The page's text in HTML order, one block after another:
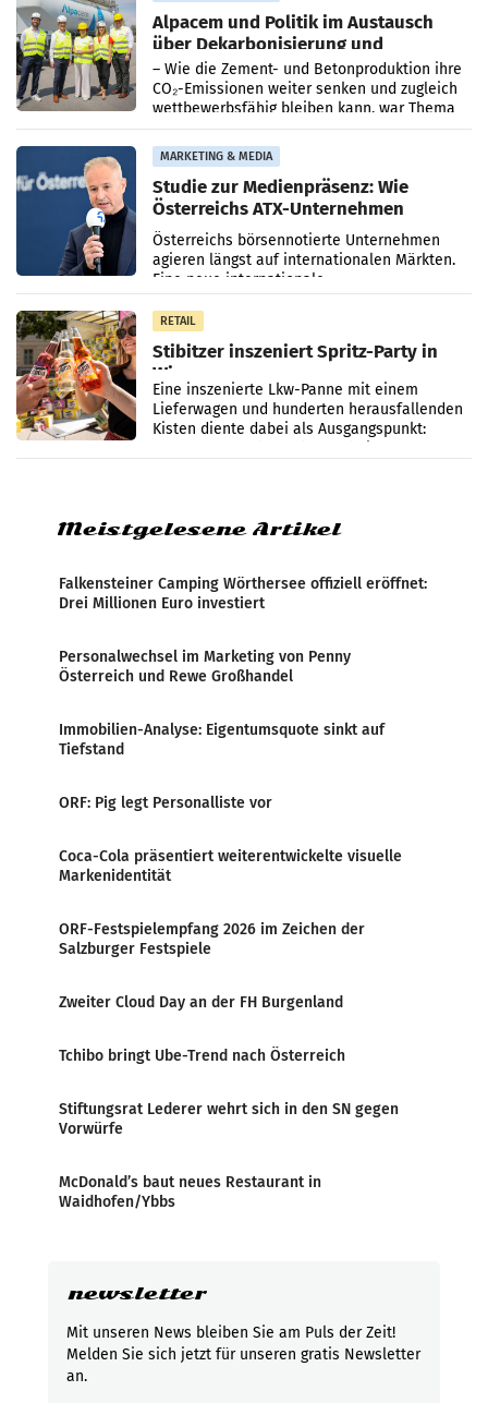
Alpacem und Politik im Austausch
über Dekarbonisierung und
Energiepreise
– Wie die Zement- und Betonproduktion ihre
CO₂-Emissionen weiter senken und zugleich
wettbewerbsfähig bleiben kann, war Thema
eines Treffens zwischen Staatssekretärin
Elisabeth
MARKETING & MEDIA
Studie zur Medienpräsenz: Wie
Österreichs ATX-Unternehmen
international wahrgenommen
werden
Österreichs börsennotierte Unternehmen
agieren längst auf internationalen Märkten.
Eine neue internationale
Medienresonanzanalyse untersucht die
weltweite Berichterstattung über
RETAIL
Stibitzer inszeniert Spritz-Party in
Wien
Eine inszenierte Lkw-Panne mit einem
Lieferwagen und hunderten herausfallenden
Kisten diente dabei als Ausgangspunkt:
Meistgelesene Artikel
Falkensteiner Camping Wörthersee offiziell eröffnet:
Drei Millionen Euro investiert
Personalwechsel im Marketing von Penny
Österreich und Rewe Großhandel
Immobilien-Analyse: Eigentumsquote sinkt auf
Tiefstand
ORF: Pig legt Personalliste vor
Coca-Cola präsentiert weiterentwickelte visuelle
Markenidentität
ORF-Festspielempfang 2026 im Zeichen der
Salzburger Festspiele
Zweiter Cloud Day an der FH Burgenland
Tchibo bringt Ube-Trend nach Österreich
Stiftungsrat Lederer wehrt sich in den SN gegen
Vorwürfe
McDonald’s baut neues Restaurant in
Waidhofen/Ybbs
newsletter
Mit unseren News bleiben Sie am Puls der Zeit!
Melden Sie sich jetzt für unseren gratis Newsletter
an.